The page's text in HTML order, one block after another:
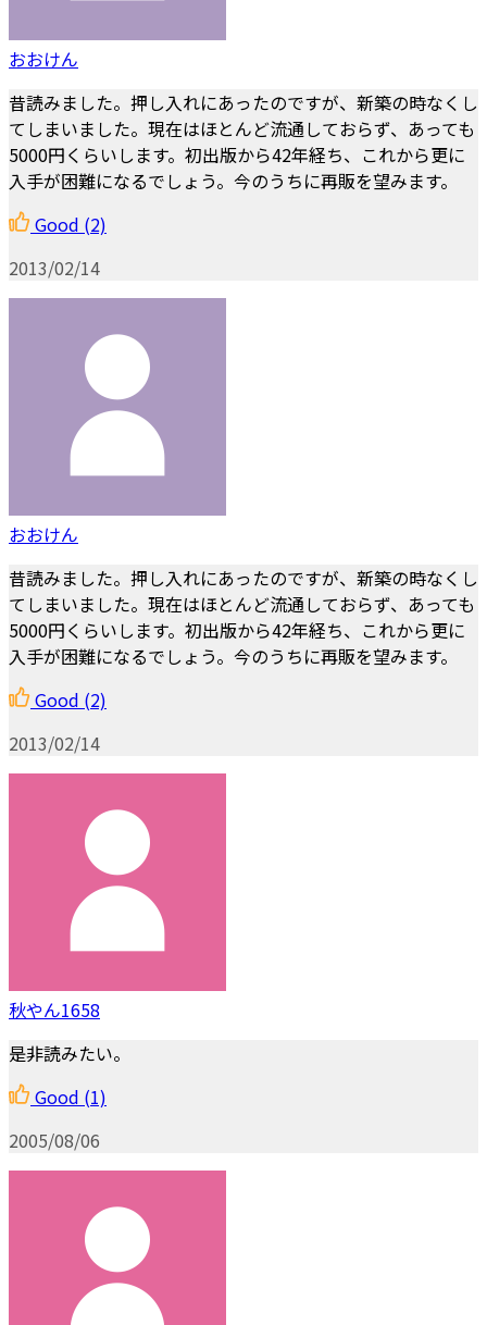
おおけん
昔読みました。押し入れにあったのですが、新築の時なくし
てしまいました。現在はほとんど流通しておらず、あっても
5000円くらいします。初出版から42年経ち、これから更に
入手が困難になるでしょう。今のうちに再販を望みます。
Good (2)
2013/02/14
おおけん
昔読みました。押し入れにあったのですが、新築の時なくし
てしまいました。現在はほとんど流通しておらず、あっても
5000円くらいします。初出版から42年経ち、これから更に
入手が困難になるでしょう。今のうちに再販を望みます。
Good (2)
2013/02/14
秋やん1658
是非読みたい。
Good (1)
2005/08/06